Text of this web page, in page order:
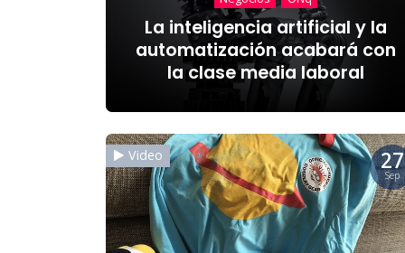
La inteligencia artificial y la
automatización acabará con
la clase media laboral
27
Sep
Video